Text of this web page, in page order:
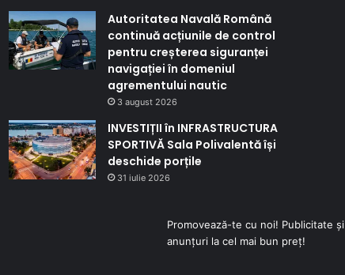
Autoritatea Navală Română
continuă acțiunile de control
pentru creșterea siguranței
navigației în domeniul
agrementului nautic
3 august 2026
INVESTIȚII în INFRASTRUCTURA
SPORTIVĂ Sala Polivalentă își
deschide porțile
31 iulie 2026
Promovează-te cu noi! Publicitate și
anunțuri la cel mai bun preț!